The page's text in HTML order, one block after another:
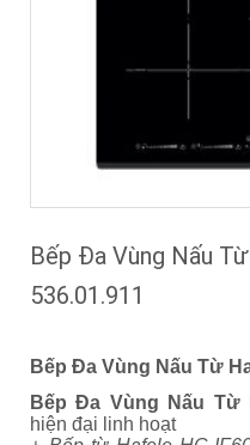
Bếp Đa Vùng Nấu
536.01.911
Bếp Đa Vùng Nấu Từ
Bếp Đa Vùng Nấu Từ
hiện đại linh hoạt